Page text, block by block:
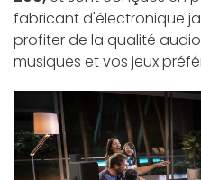
fabricant d'électronique
profiter de la qualité
musiques et vos jeux